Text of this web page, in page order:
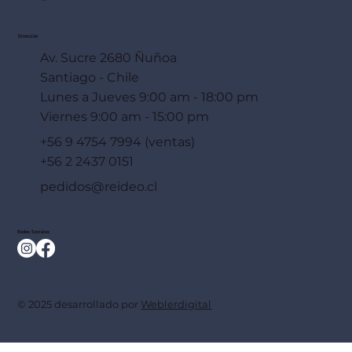
Dirección
Av. Sucre 2680 Ñuñoa
Santiago - Chile
Lunes a Jueves 9:00 am - 18:00 pm
Viernes 9:00 am - 15:00 pm
+56 9 4754 7994 (ventas)
+56 2 2437 0151
pedidos@reideo.cl
Redes Sociales
© 2025 desarrollado por Weblerdigital